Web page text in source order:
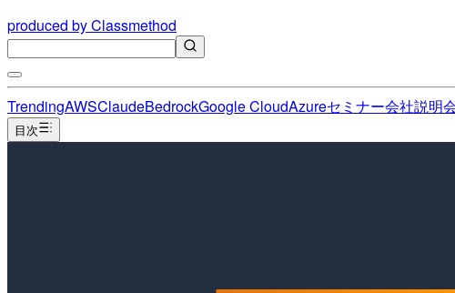
produced by Classmethod
TrendingAWSClaudeBedrockGoogle CloudAzureセミナー会社説明
目次